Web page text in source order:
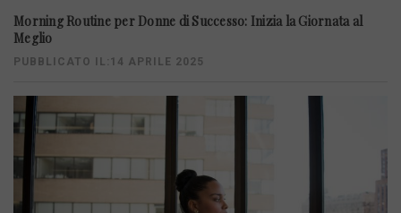
Morning Routine per Donne di Successo: Inizia la Giornata al
Meglio
PUBBLICATO IL:14 APRILE 2025